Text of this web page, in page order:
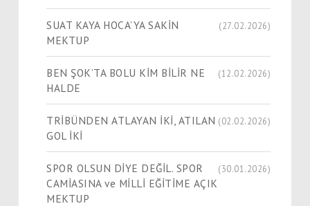
SUAT KAYA HOCA’YA SAKİN
MEKTUP
(27.02.2026)
BEN ŞOK’TA BOLU KİM BİLİR NE
HALDE
(12.02.2026)
TRİBÜNDEN ATLAYAN İKİ, ATILAN
GOL İKİ
(02.02.2026)
SPOR OLSUN DİYE DEĞİL. SPOR
CAMİASINA ve MİLLİ EĞİTİME AÇIK
MEKTUP
(30.01.2026)